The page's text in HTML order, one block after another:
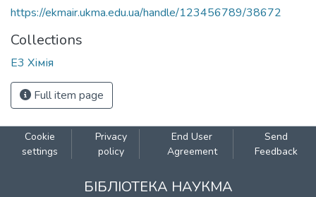
https://ekmair.ukma.edu.ua/handle/123456789/38672
Collections
Е3 Хімія
Full item page
Cookie
settings
Privacy
policy
End User
Agreement
Send
Feedback
БІБЛІОТЕКА НАУКМА